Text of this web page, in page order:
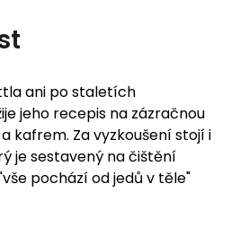
ani po staletích
jeho recepis na zázračnou
kafrem. Za vyzkoušení stojí i
je sestavený na čištění
pochází od jedů v těle"